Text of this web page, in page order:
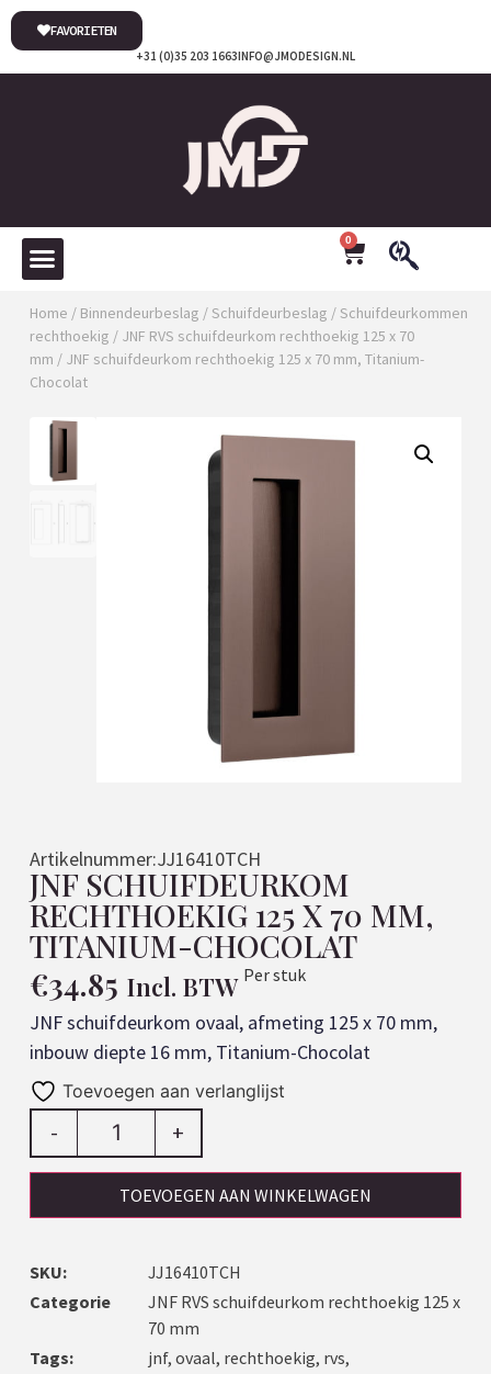
INFO@JMODESIGN.NL
+31 (0)35 203 1663
FAVORIETEN
0
Home / Binnendeurbeslag /Schuifdeurbeslag /Schuifdeurkommen
rechthoekig / JNF RVS schuifdeurkom rechthoekig 125 x 70
mm / JNF schuifdeurkom rechthoekig 125 x 70 mm, Titanium-
Chocolat
Artikelnummer:JJ16410TCH
JNF SCHUIFDEURKOM
RECHTHOEKIG 125 X 70 MM,
TITANIUM-CHOCOLAT
€34.85 Incl. BTW Per stuk
JNF schuifdeurkom ovaal, afmeting 125 x 70 mm,
inbouw diepte 16 mm, Titanium-Chocolat
Toevoegen aan verlanglijst
- +
TOEVOEGEN AAN WINKELWAGEN
SKU:
JJ16410TCH
Categorie
JNF RVS schuifdeurkom rechthoekig 125 x
70 mm
Tags:
jnf, ovaal, rechthoekig, rvs,